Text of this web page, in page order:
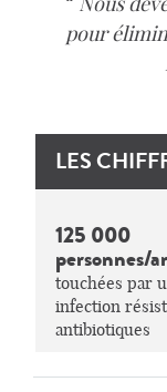
pour
LES
125 000
personnes/
touchées par
infection
antibiotiques